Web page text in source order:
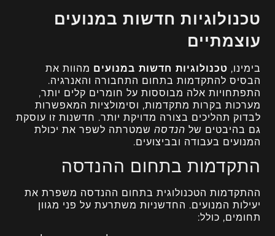
טכנולוגיות חדשות במנועים
עוצמתיים
בימינו, טכנולוגיות חדשות במנועים מהוות את
הבסיס להתקדמות בתחום התחבורה והאנרגיה.
התפתחויות אלה מבוססות על חומרים קלים יותר,
מערכות בקרות מתקדמות, וסימולציות המאפשרות
לבדוק תהליכים בצורה מדויקת יותר. חדשנות זו עוסקת
גם בהיבטים של הנדסה שמטרתה לשפר את יכולת
המנועים בעבודה ובביצועים.
התקדמות בתחום ההנדסה
ההתקדמות הטכנולוגית בתחום ההנדסה משפרת את
יעילות המנועים. החדשניות משתרעת על פני מגוון
תחומים, כולל: